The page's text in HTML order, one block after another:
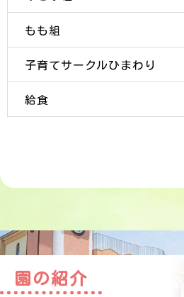
もも組
子育てサークルひまわり
給食
園の紹介